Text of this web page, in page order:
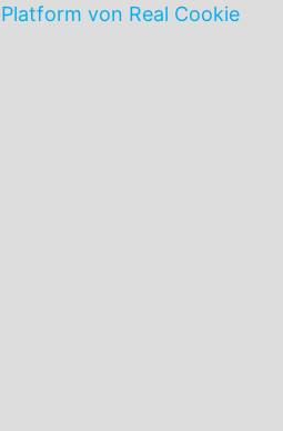
von Real Cookie